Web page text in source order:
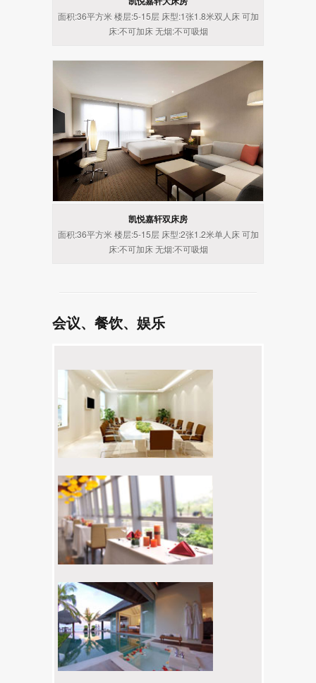
面积:36平方米 楼层:5-15层 床型:1张1.8米双人床 可加
床:不可加床 无烟:不可吸烟
凯悦嘉轩双床房
面积:36平方米 楼层:5-15层 床型:2张1.2米单人床 可加
床:不可加床 无烟:不可吸烟
会议、餐饮、娱乐